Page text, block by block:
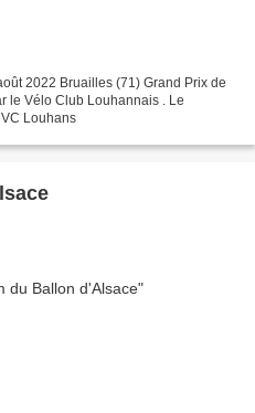
2022 Bruailles (71) Grand Prix de
le Vélo Club Louhannais . Le
Louhans